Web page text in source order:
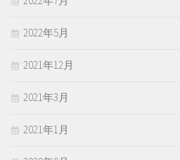
2022年5月
2021年12月
2021年3月
2021年1月